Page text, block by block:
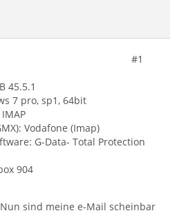
#1
45.5.1
7 pro, sp1, 64bit
Vodafone (Imap)
G-Data- Total Protection
904
sind meine e-Mail scheinbar